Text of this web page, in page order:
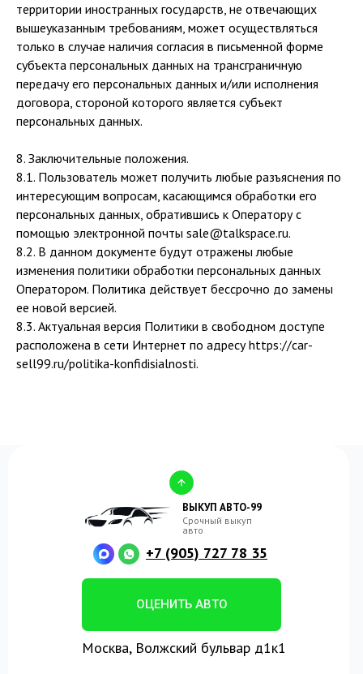
территории иностранных государств, не отвечающих
вышеуказанным требованиям, может осуществляться
только в случае наличия согласия в письменной форме
субъекта персональных данных на трансграничную
передачу его персональных данных и/или исполнения
договора, стороной которого является субъект
персональных данных.
8. Заключительные положения.
8.1. Пользователь может получить любые разъяснения по
интересующим вопросам, касающимся обработки его
персональных данных, обратившись к Оператору с
помощью электронной почты sale@talkspace.ru.
8.2. В данном документе будут отражены любые
изменения политики обработки персональных данных
Оператором. Политика действует бессрочно до замены
ее новой версией.
8.3. Актуальная версия Политики в свободном доступе
расположена в сети Интернет по адресу https://car-
sell99.ru/politika-konfidisialnosti.
ВЫКУП АВТО-99
Срочный выкуп
авто
+7 (905) 727 78 35
ОЦЕНИТЬ АВТО
Москва, Волжский бульвар д1к1